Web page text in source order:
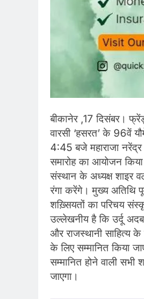
बीकानेर ,17 दिसंबर।
वारसी ‘हसरत’ के 96वें
4:45 बजे महाराजा
समारोह का आयोजन किया
संस्थान के अध्यक्ष शाइर
रंगा करेंगे। मुख्य अतिथि
शख़्सियतों का परिचय
उल्लेखनीय है कि उर्दू अदब
और राजस्थानी साहित्य
के लिए सम्मानित किया
सम्मानित होने वाली सभी
जाएगा।